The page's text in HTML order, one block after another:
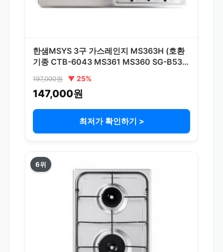
한샘MSYS 3구 가스레인지 MS363H (호환
기종 CTB-6043 MS361 MS360 SG-B53A
시가스, 엠시스 CTB-MS363H
197,000원 ▼ 25%
147,000원
최저가 확인하기 >
6위